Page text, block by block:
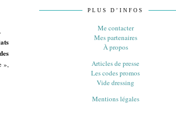
des
»,
PLUS D’INFOS
Me contacter
Mes partenaires
À propos
Articles de presse
Les codes promos
Vide dressing
Mentions légales